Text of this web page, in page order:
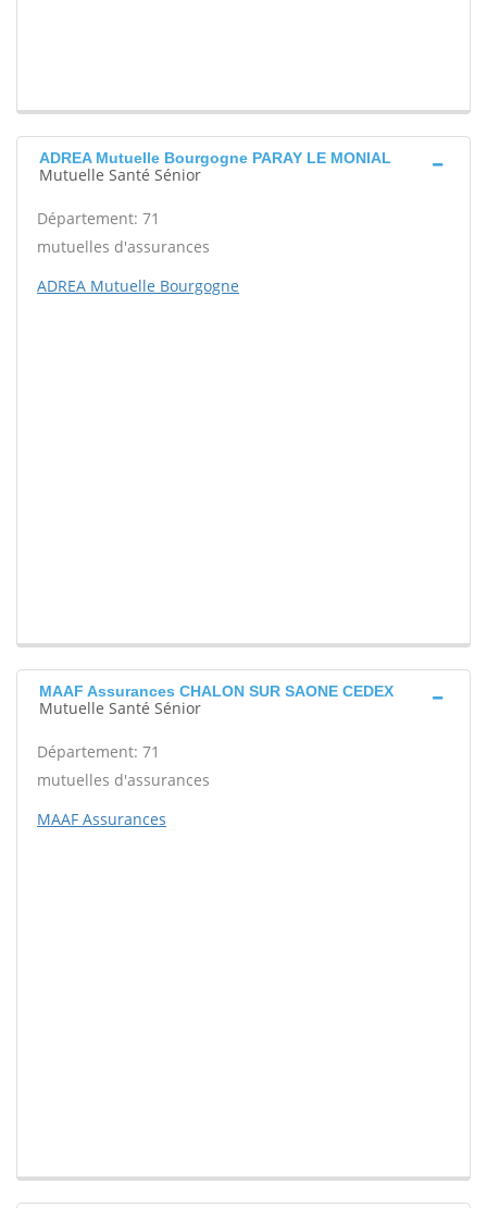
ADREA Mutuelle Bourgogne PARAY LE MONIAL
Mutuelle Santé Sénior
Département: 71
mutuelles d'assurances
ADREA Mutuelle Bourgogne
MAAF Assurances CHALON SUR SAONE CEDEX
Mutuelle Santé Sénior
Département: 71
mutuelles d'assurances
MAAF Assurances